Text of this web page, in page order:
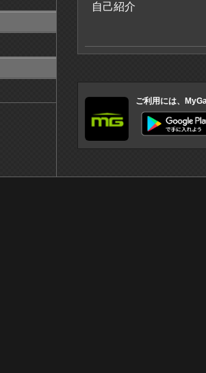
自己紹介
ご利用には、